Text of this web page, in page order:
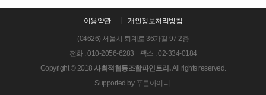
이용약관 개인정보처리방침
(04626) 서울시 퇴계로 36가길 97 2층
전화 : 010-2056-6283 팩스 : 02-334-0184
Copyright © 2018 사회적협동조합파인트리.All rights reserved.
Supported by 푸른아이티.